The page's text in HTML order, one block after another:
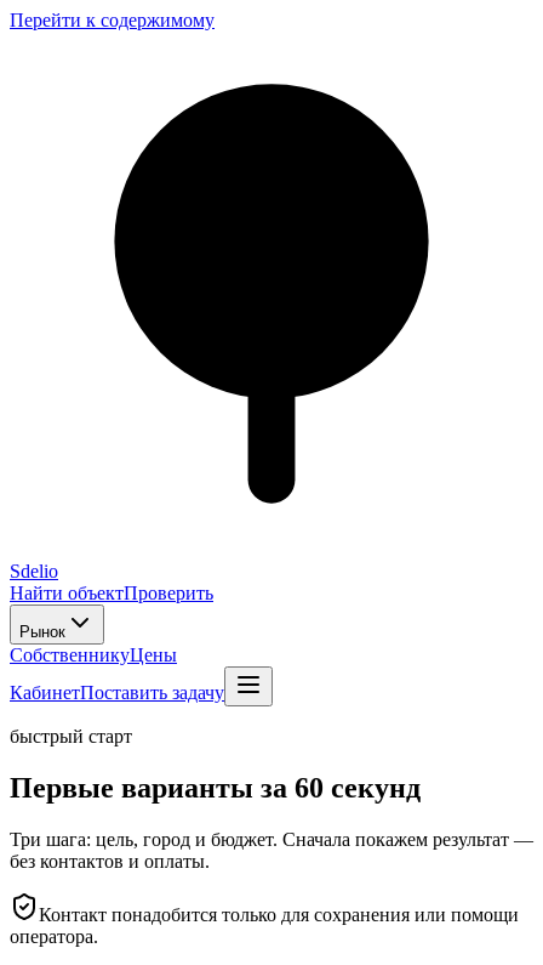
Перейти к содержимому
Sdelio
Найти объектПроверить
Рынок
СобственникуЦены
КабинетПоставить задачу
быстрый старт
Первые варианты за 60 секунд
Три шага: цель, город и бюджет. Сначала покажем результат —
без контактов и оплаты.
Контакт понадобится только для сохранения или помощи
оператора.